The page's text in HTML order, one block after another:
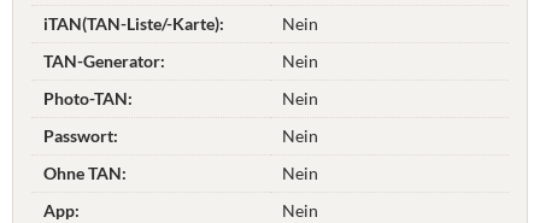
iTAN(TAN-Liste/-Karte):
Nein
TAN-Generator:
Nein
Photo-TAN:
Nein
Passwort:
Nein
Ohne TAN:
Nein
App:
Nein